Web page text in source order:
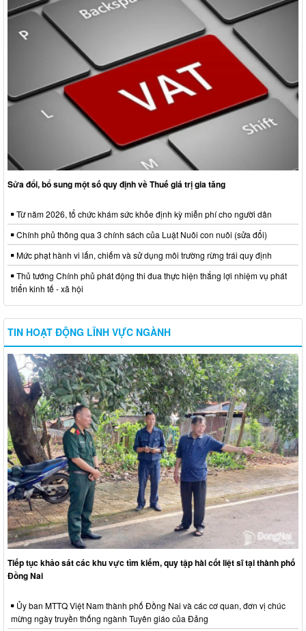
Sửa đổi, bổ sung một số quy định về Thuế giá trị gia tăng
Từ năm 2026, tổ chức khám sức khỏe định kỳ miễn phí cho người dân
Chính phủ thông qua 3 chính sách của Luật Nuôi con nuôi (sửa đổi)
Mức phạt hành vi lấn, chiếm và sử dụng môi trường rừng trái quy định
Thủ tướng Chính phủ phát động thi đua thực hiện thắng lợi nhiệm vụ phát
triển kinh tế - xã hội
TIN HOẠT ĐỘNG LĨNH VỰC NGÀNH
Tiếp tục khảo sát các khu vực tìm kiếm, quy tập hài cốt liệt sĩ tại thành phố
Đồng Nai
Ủy ban MTTQ Việt Nam thành phố Đồng Nai và các cơ quan, đơn vị chúc
mừng ngày truyền thống ngành Tuyên giáo của Đảng